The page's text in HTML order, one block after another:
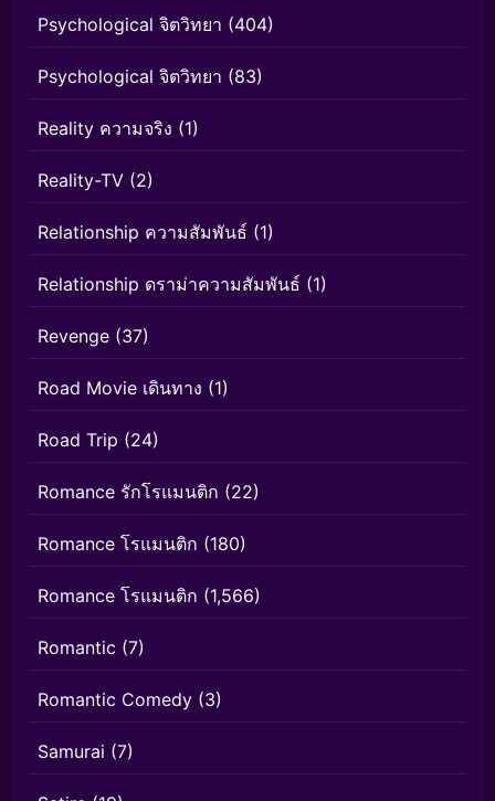
Psychological จิตวิทยา (404)
Psychological จิตวิทยา (83)
Reality ความจริง (1)
Reality-TV (2)
Relationship ความสัมพันธ์ (1)
Relationship ดราม่าความสัมพันธ์ (1)
Revenge (37)
Road Movie เดินทาง (1)
Road Trip (24)
Romance รักโรแมนติก (22)
Romance โรแมนติก (180)
Romance โรแมนติก (1,566)
Romantic (7)
Romantic Comedy (3)
Samurai (7)